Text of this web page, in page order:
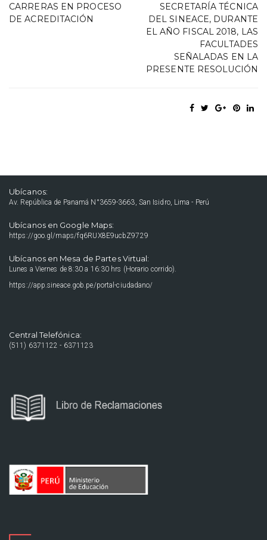
CARRERAS EN PROCESO
DE ACREDITACIÓN
SECRETARÍA TÉCNICA
DEL SINEACE, DURANTE
EL AÑO FISCAL 2018, LAS
FACULTADES
SEÑALADAS EN LA
PRESENTE RESOLUCIÓN
Ubícanos:
Av. República de Panamá N°3659-3663, San Isidro, Lima - Perú
Ubícanos en Google Maps:
https://goo.gl/maps/fq6RUX8E9ucbZ9729
Ubícanos en Mesa de Partes Virtual:
Lunes a Viernes de 8:30 a 16:30 hrs (Horario corrido).
https://app.sineace.gob.pe/portal-ciudadano/
Central Telefónica:
(511) 6371122 - 6371123